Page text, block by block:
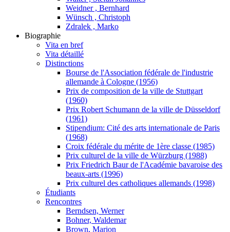
Weidner , Bernhard
Wünsch , Christoph
Zdralek , Marko
Biographie
Vita en bref
Vita détaillé
Distinctions
Bourse de l'Association fédérale de l'industrie
allemande à Cologne (1956)
Prix de composition de la ville de Stuttgart
(1960)
Prix Robert Schumann de la ville de Düsseldorf
(1961)
Stipendium: Cité des arts internationale de Paris
(1968)
Croix fédérale du mérite de 1ère classe (1985)
Prix culturel de la ville de Würzburg (1988)
Prix Friedrich Baur de l'Académie bavaroise des
beaux-arts (1996)
Prix culturel des catholiques allemands (1998)
Étudiants
Rencontres
Berndsen, Werner
Bohner, Waldemar
Brown, Marion